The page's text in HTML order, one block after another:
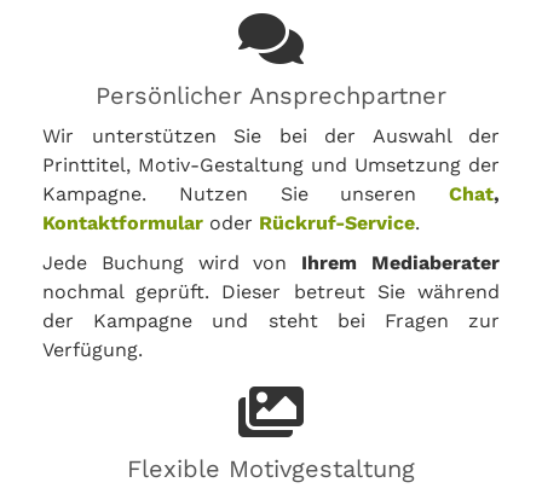
Persönlicher Ansprechpartner
Wir unterstützen Sie bei der Auswahl der
Printtitel, Motiv-Gestaltung und Umsetzung der
Kampagne. Nutzen Sie unseren Chat,
Kontaktformular oder Rückruf-Service.
Jede Buchung wird von Ihrem Mediaberater
nochmal geprüft. Dieser betreut Sie während
der Kampagne und steht bei Fragen zur
Verfügung.
Flexible Motivgestaltung